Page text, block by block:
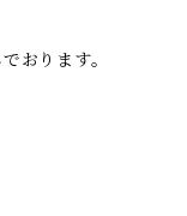
おります。